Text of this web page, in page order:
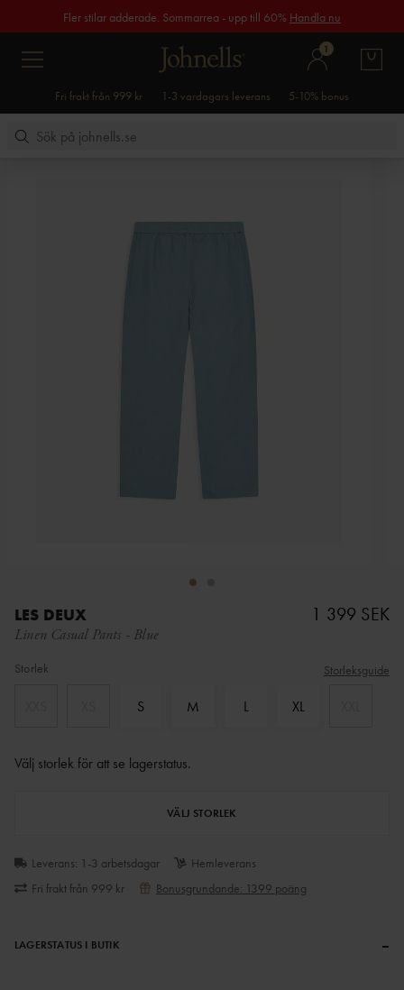
Fler stilar adderade. Sommarrea - upp till 60% Handla nu
1
Fri frakt från 999 kr 1-3 vardagars leverans 5-10% bonus
LES DEUX
Linen Casual Pants - Blue
1 399 SEK
Storlek Storleksguide
S M L XL
Välj storlek för att se lagerstatus.
VÄLJ STORLEK
Leverans: 1-3 arbetsdagar
Hemleverans
Fri frakt från 999 kr
Bonusgrundande: 1399 poäng
LAGERSTATUS I BUTIK –